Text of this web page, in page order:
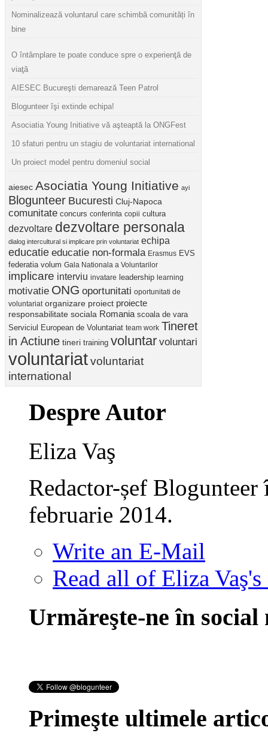
Nominalizează voluntarul care schimbă comunități în
bine
O întâmplare te poate conduce spre o experienţă de
viaţă
AIESEC Bucureşti demarează Teen Patrol
Blogunteer îşi extinde echipa!
Asociatia Young Initiative vă aşteaptă la ONGFest
10 sfaturi pentru un stagiu de voluntariat international
Un proiect model pentru domeniul social
aiesec Asociatia Young Initiative ayi
Blogunteer Bucuresti Cluj-Napoca
comunitate concurs conferinta copii cultura
dezvoltare dezvoltare personala
dialog intercultural si implicare prin voluntariat echipa
educatie educatie non-formala Erasmus EVS
federatia volum Gala Nationala a Voluntarilor
implicare interviu invatare leadership learning
motivatie ONG oportunitati oportunitati de
voluntariat organizare proiect proiecte
responsabilitate sociala Romania scoala de vara
Serviciul European de Voluntariat team work Tineret
in Actiune tineri training voluntar voluntari
voluntariatvoluntariat
international
Despre Autor
Eliza Vaş
Redactor-șef
februarie 2014.
Write an E-Mail
Read all of Eliza Vaş's
Urmăreşte-ne în social
Primeşte ultimele